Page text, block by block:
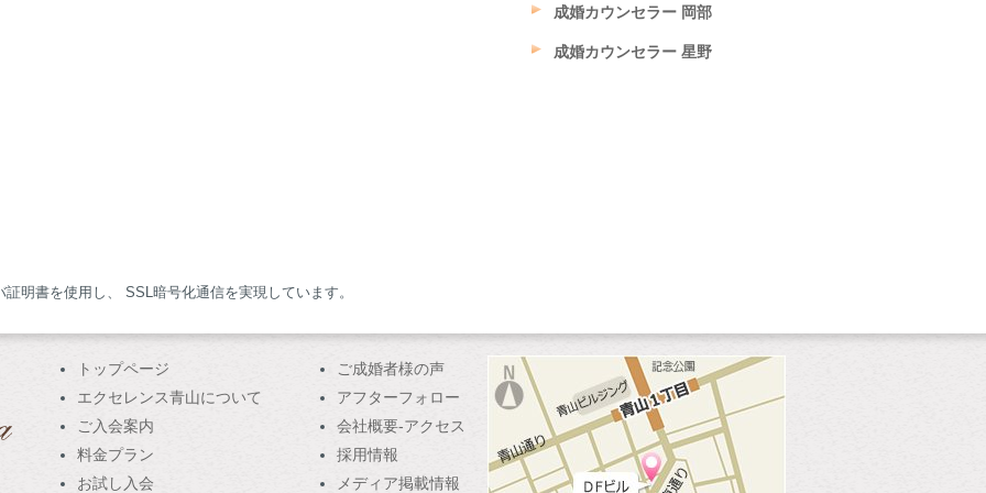
成婚カウンセラー 岡部
成婚カウンセラー 星野
明書を使用し、 SSL暗号化通信を実現しています。
トップページ
エクセレンス青山について
ご入会案内
料金プラン
お試し入会
ご成婚者様の声
アフターフォロー
会社概要-アクセス
採用情報
メディア掲載情報